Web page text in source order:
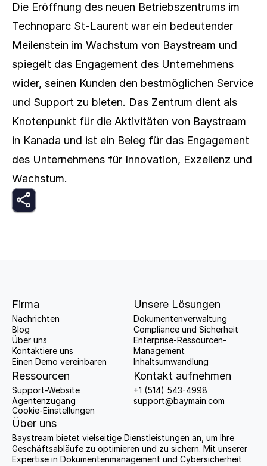
Die Eröffnung des neuen Betriebszentrums im
Technoparc St-Laurent war ein bedeutender
Meilenstein im Wachstum von Baystream und
spiegelt das Engagement des Unternehmens
wider, seinen Kunden den bestmöglichen Service
und Support zu bieten. Das Zentrum dient als
Knotenpunkt für die Aktivitäten von Baystream
in Kanada und ist ein Beleg für das Engagement
des Unternehmens für Innovation, Exzellenz und
Wachstum.
Firma
Nachrichten
Blog
Über uns
Kontaktiere uns
Einen Demo vereinbaren
Unsere Lösungen
Dokumentenverwaltung
Compliance und Sicherheit
Enterprise-Ressourcen-
Management
Inhaltsumwandlung
Ressourcen
Support-Website
Agentenzugang
Cookie-Einstellungen
Kontakt aufnehmen
+1 (514) 543-4998
support@baymain.com
Über uns
Baystream bietet vielseitige Dienstleistungen an, um Ihre
Geschäftsabläufe zu optimieren und zu sichern. Mit unserer
Expertise in Dokumentenmanagement und Cybersicherheit